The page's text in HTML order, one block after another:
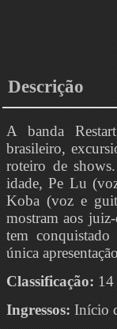
Descrição
A banda
brasileiro,
roteiro de
idade, Pe Lu
Koba (voz e
mostram aos
tem
única
Classificação: 14
Ingressos: Início